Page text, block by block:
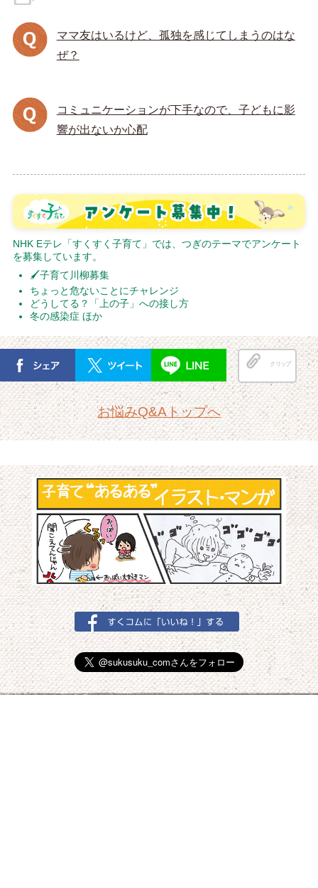
ママ友はいるけど、孤独を感じてしまうのはな
ぜ？
コミュニケーションが下手なので、子どもに影
響が出ないか心配
NHK Eテレ「すくすく子育て」では、つぎのテーマでアンケート
を募集しています。
🖌子育て川柳募集
ちょっと危ないことにチャレンジ
どうしてる？「上の子」への接し方
冬の感染症 ほか
クリップ
お悩みQ&Aトップへ